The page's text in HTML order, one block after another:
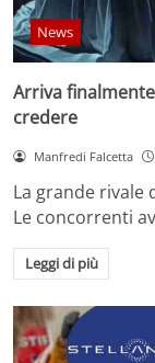
News
Arriva
credere
Manfredi Falcetta
La grande rivale
Le concorrenti
Leggi di più